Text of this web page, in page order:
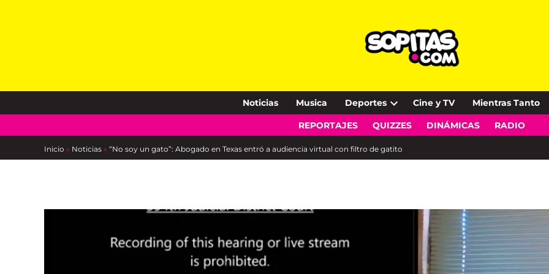
Noticias Musica Deportes
Open
dropdown
Cine y TV Mientras Tanto
REPORTAJES QUIZZES DINÁMICAS RADIO
Inicio » Noticias » “No soy un gato”: Abogado en Texas entró a audiencia virtual con filtro de gatito